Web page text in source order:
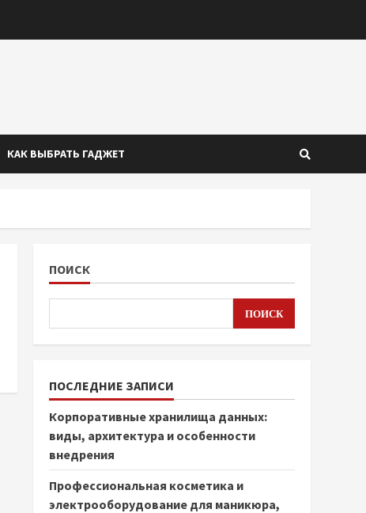
КАК ВЫБРАТЬ ГАДЖЕТ
ПОИСК
ПОИСК
ПОСЛЕДНИЕ ЗАПИСИ
Корпоративные хранилища данных:
виды, архитектура и особенности
внедрения
Профессиональная косметика и
электрооборудование для маникюра,